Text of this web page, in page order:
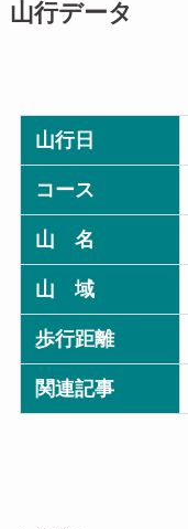
山行データ
山行日
コース
山 名
山 域
歩行距離
関連記事